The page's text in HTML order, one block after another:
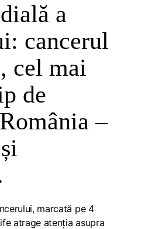
a
cancerul
cel mai
de
–
marcată pe 4
atrage atenția asupra